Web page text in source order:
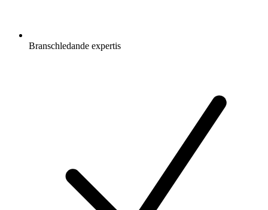
Branschledande expertis